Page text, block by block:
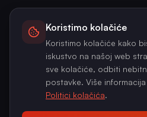
Koristimo kolačiće
Koristimo kolačiće kako
iskustvo na našoj web
sve kolačiće, odbiti
postavke. Više
Politici kolačića.